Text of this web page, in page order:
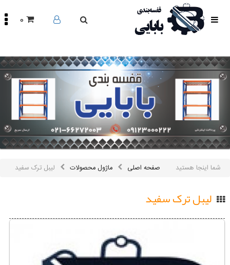
محصولات
مقالات
درباره
تماس
باما
اینستاگرام
سایر
لینک
0
شما اینجا هستید صفحه اصلی ماژول محصولات لیبل ترک سفید
لیبل ترک سفید